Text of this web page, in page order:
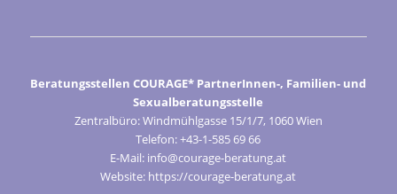
Beratungsstellen COURAGE* PartnerInnen-, Familien- und
Sexualberatungsstelle
Zentralbüro: Windmühlgasse 15/1/7, 1060 Wien
Telefon: +43-1-585 69 66
E-Mail: info@courage-beratung.at
Website: https://courage-beratung.at